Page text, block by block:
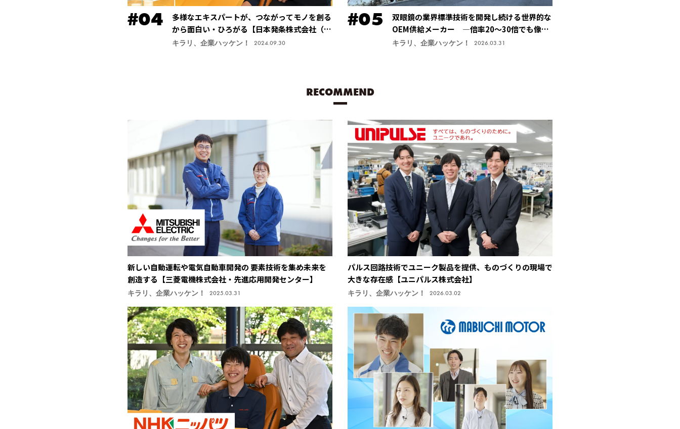
多様なエキスパートが、つながってモノを創る
から面白い・ひろがる【日本発条株式会社（ニ
ッパツ）】
キラリ、企業ハッケン！ 2024.09.30
双眼鏡の業界標準技術を開発し続ける世界的な
OEM供給メーカー ―倍率20～30倍でも像が
安定する手振れ防止技術で特許取得、今後の主
キラリ、企業ハッケン！ 2026.03.31
RECOMMEND
新しい自動運転や電気自動車開発の 要素技術を集め未来を
創造する【三菱電機株式会社・先進応用開発センター】
キラリ、企業ハッケン！ 2025.03.31
パルス回路技術でユニーク製品を提供、ものづくりの現場で
大きな存在感【ユニパルス株式会社】
キラリ、企業ハッケン！ 2026.03.02